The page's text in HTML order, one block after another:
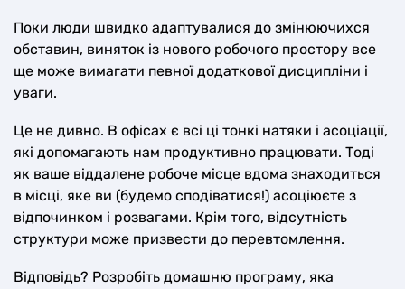
Поки люди швидко адаптувалися до змінюючихся
обставин, виняток із нового робочого простору все
ще може вимагати певної додаткової дисципліни і
уваги.
Це не дивно. В офісах є всі ці тонкі натяки і асоціації,
які допомагають нам продуктивно працювати. Тоді
як ваше віддалене робоче місце вдома знаходиться
в місці, яке ви (будемо сподіватися!) асоціюєте з
відпочинком і розвагами. Крім того, відсутність
структури може призвести до перевтомлення.
Відповідь? Розробіть домашню програму, яка